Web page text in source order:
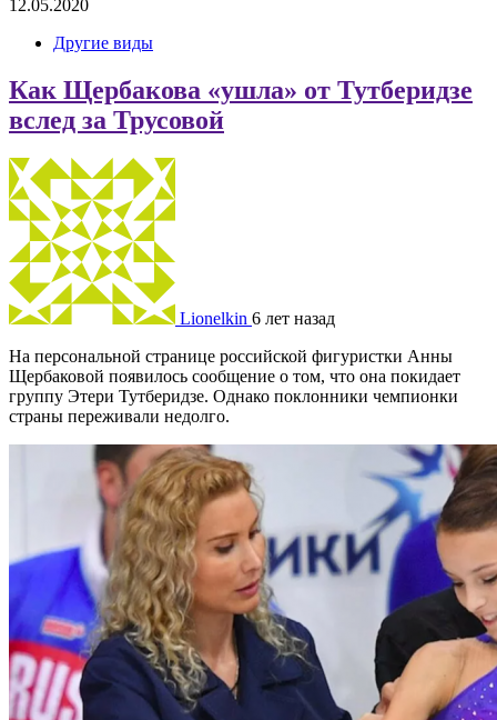
12.05.2020
Другие виды
Как Щербакова «ушла» от Тутберидзе
вслед за Трусовой
Lionelkin 6 лет назад
На персональной странице российской фигуристки Анны
Щербаковой появилось сообщение о том, что она покидает
группу Этери Тутберидзе. Однако поклонники чемпионки
страны переживали недолго.